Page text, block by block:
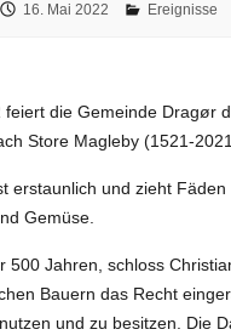
16. Mai 2022 Ereignisse
feiert die Gemeinde Dragør
Store Magleby (1521-
erstaunlich und zieht
Gemüse.
500 Jahren, schloss
Bauern das Recht
und zu besitzen. Die